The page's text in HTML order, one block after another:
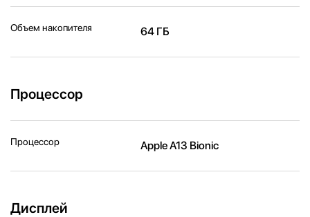
Объем накопителя 64 ГБ
Процессор
Процессор Apple A13 Bionic
Дисплей